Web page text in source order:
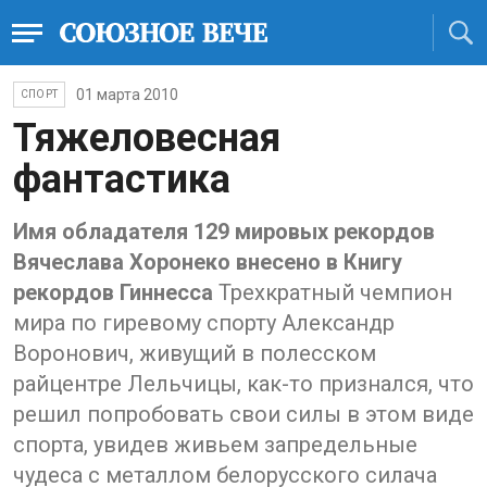
СПОРТ 01 марта 2010
Тяжеловесная
фантастика
Имя обладателя 129 мировых рекордов
Вячеслава Хоронеко внесено в Книгу
рекордов Гиннесса Трехкратный чемпион
мира по гиревому спорту Александр
Воронович, живущий в полесском
райцентре Лельчицы, как-то признался, что
решил попробовать свои силы в этом виде
спорта, увидев живьем запредельные
чудеса с металлом белорусского силача